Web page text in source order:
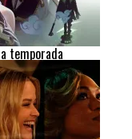
temporada